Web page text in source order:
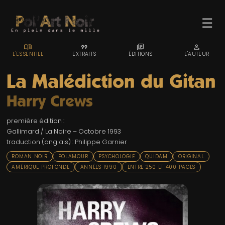
☰
ACCUEIL
TROMBINO
INDEX
RECHERCHE
LIENS & FESTIVALS
UN POLAR AU HASARD
La Malédiction du Gitan
Harry Crews
première édition :
Gallimard / La Noire – Octobre 1993
traduction (anglais) : Philippe Garnier
ROMAN NOIR POLAMOUR PSYCHOLOGIE QUIDAM
ORIGINAL
AMÉRIQUE PROFONDE
ANNÉES 1990 ENTRE 250 ET 400 PAGES
MENU_BOOK
L'ESSENTIEL
FORMAT_QUOTE
EXTRAITS
LIBRARY_BOOKS
ÉDITIONS
PERSON
L'AUTEUR